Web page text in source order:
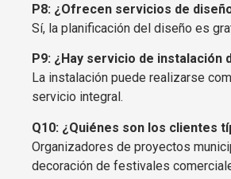
P8: ¿Ofrecen servicios de
Sí, la planificación del diseño es
P9: ¿Hay servicio de instalación
La instalación puede realizarse
servicio integral.
Q10: ¿Quiénes son los clientes
Organizadores de proyectos
decoración de festivales